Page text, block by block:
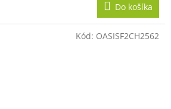
Do košíka
Kód: OASISF2CH2562